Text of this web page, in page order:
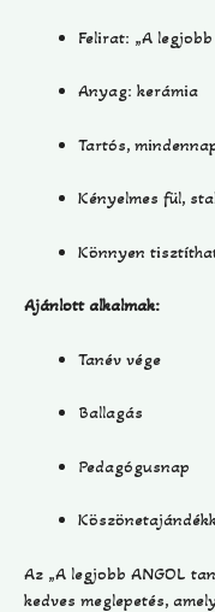
Felirat: „A
Anyag: kerámia
Tartós,
Kényelmes fül,
Könnyen
Ajánlott alkalmak:
Tanév vége
Ballagás
Pedagógusnap
Az „A legjobb ANGOL
kedves meglepetés,